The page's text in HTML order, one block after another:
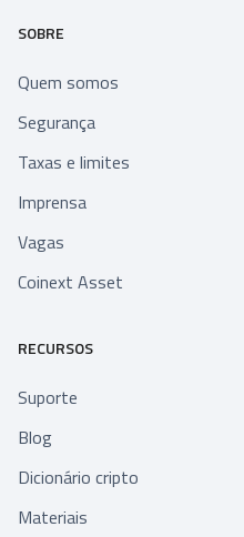
SOBRE
Quem somos
Segurança
Taxas e limites
Imprensa
Vagas
Coinext Asset
RECURSOS
Suporte
Blog
Dicionário cripto
Materiais